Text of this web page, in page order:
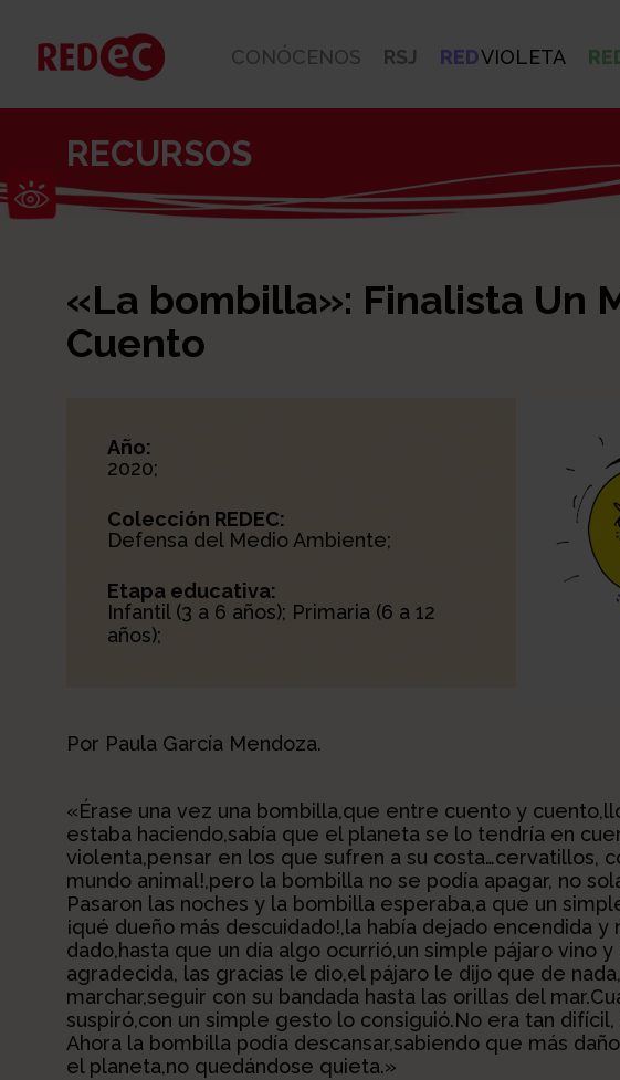
Abrir barra de herramientas
CONÓCENOS RSJ REDVIOLETA
RECURSOS
«La bombilla»: Finalista Un
Cuento
Año:
2020;
Colección REDEC:
Defensa del Medio Ambiente;
Etapa educativa:
Infantil (3 a 6 años); Primaria (6 a 12
años);
Por Paula García Mendoza.
«Érase una vez una bombilla,que entre cuento y
estaba haciendo,sabía que el planeta se lo tendría en
violenta,pensar en los que sufren a su costa…cervatillos,
mundo animal!,pero la bombilla no se podía apagar, no
Pasaron las noches y la bombilla esperaba,a que un
¡qué dueño más descuidado!,la había dejado encendida y
dado,hasta que un día algo ocurrió,un simple pájaro vino
agradecida, las gracias le dio,el pájaro le dijo que de
marchar,seguir con su bandada hasta las orillas del
suspiró,con un simple gesto lo consiguió.No era tan difícil,
Ahora la bombilla podía descansar,sabiendo que más
el planeta,no quedándose quieta.»